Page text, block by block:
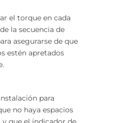
el torque en cada
la secuencia de
asegurarse de que
estén apretados
para
no haya espacios